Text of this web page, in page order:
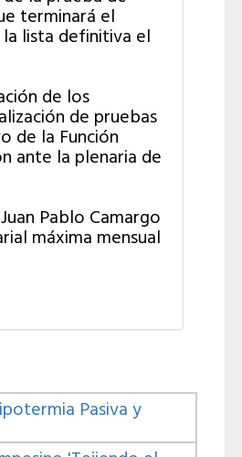
terminará el
lista definitiva el
de los
de pruebas
de la Función
ante la plenaria de
Pablo Camargo
máxima mensual
Pasiva y